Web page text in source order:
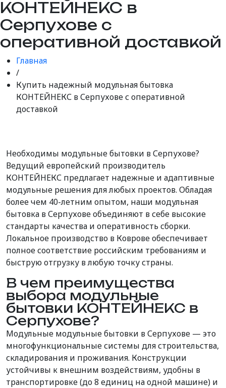
КОНТЕЙНЕКС в
Серпухове с
оперативной доставкой
Главная
/
Купить надежный модульная бытовка
КОНТЕЙНЕКС в Серпухове с оперативной
доставкой
Необходимы модульные бытовки в Серпухове?
Ведущий европейский производитель
КОНТЕЙНЕКС предлагает надежные и адаптивные
модульные решения для любых проектов. Обладая
более чем 40-летним опытом, наши модульная
бытовка в Серпухове объединяют в себе высокие
стандарты качества и оперативность сборки.
Локальное производство в Коврове обеспечивает
полное соответствие российским требованиям и
быструю отгрузку в любую точку страны.
В чем преимущества
выбора модульные
бытовки КОНТЕЙНЕКС в
Серпухове?
Модульные модульные бытовки в Серпухове — это
многофункциональные системы для строительства,
складирования и проживания. Конструкции
устойчивы к внешним воздействиям, удобны в
транспортировке (до 8 единиц на одной машине) и